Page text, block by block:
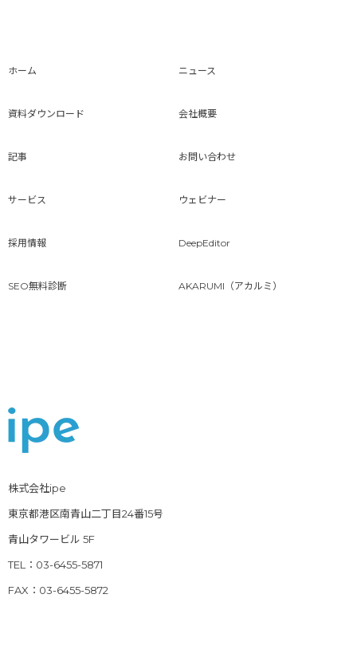
株式会社ipe
東京都港区南青山二丁目24番15号
青山タワービル 5F
TEL：03-6455-5871
FAX：03-6455-5872
ホーム ニュース
資料ダウンロード 会社概要
記事 お問い合わせ
サービス ウェビナー
採用情報 DeepEditor
SEO無料診断 AKARUMI（アカルミ）